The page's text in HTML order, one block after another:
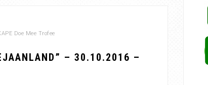
Doe Mee Trofee
– 30.10.2016 –